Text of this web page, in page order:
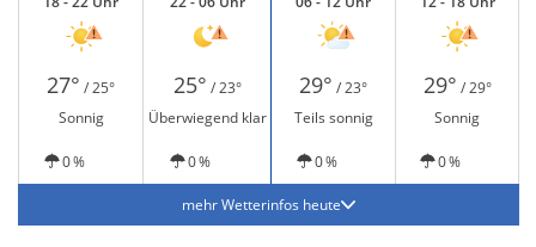
27° / 25° 25° / 23° 29° / 23° 29° / 29°
Sonnig
Überwiegend klar Teils sonnig Sonnig
0 % 0 % 0 % 0 %
mehr Wetterinfos heute